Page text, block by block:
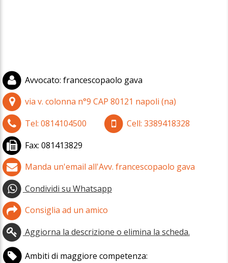
Avvocato: francescopaolo gava
via v. colonna n°9 CAP 80121 napoli (na)
Tel: 0814104500 Cell: 3389418328
Fax: 081413829
Manda un'email all'Avv. francescopaolo gava
Condividi su Whatsapp
Consiglia ad un amico
Aggiorna la descrizione o elimina la scheda.
Ambiti di maggiore competenza: